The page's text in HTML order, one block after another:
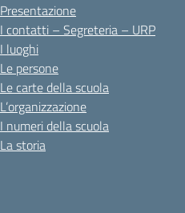
Presentazione
I contatti – Segreteria – URP
I luoghi
Le persone
Le carte della scuola
L’organizzazione
I numeri della scuola
La storia